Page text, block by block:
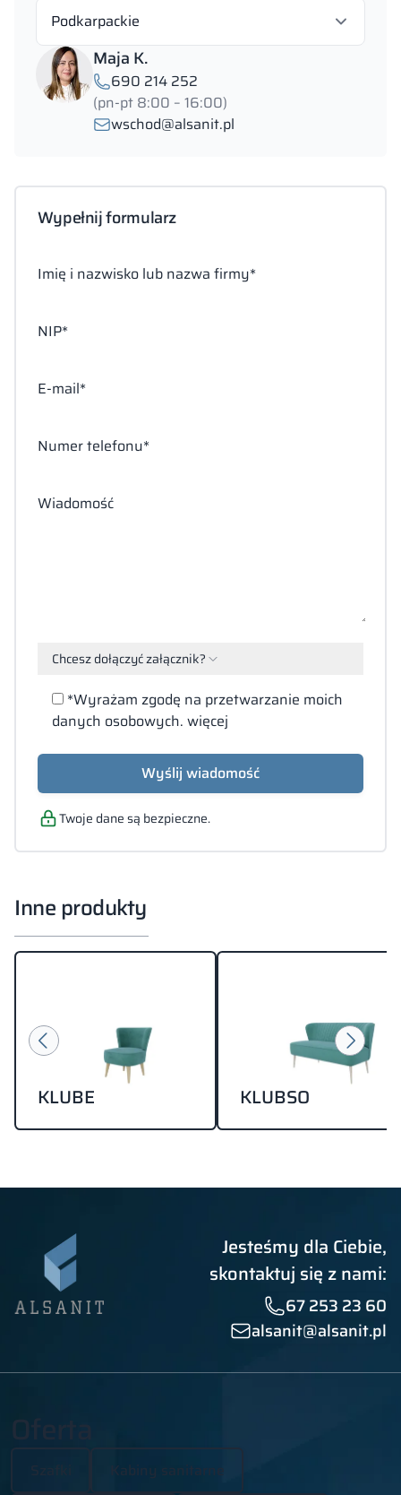
Podkarpackie
Maja K.
690 214 252
(pn-pt 8:00 – 16:00)
wschod@alsanit.pl
Wypełnij formularz
Imię i nazwisko lub nazwa firmy*
NIP*
E-mail*
Numer telefonu*
Wiadomość
Chcesz dołączyć załącznik?
pliki
(PDF,
DOC,
JPG,
XLS)
*Wyrażam zgodę na przetwarzanie moich
danych osobowych. więcej
Wyślij wiadomość
Twoje dane są bezpieczne.
Inne produkty
KLUBE KLUBSO
Jesteśmy dla Ciebie,
skontaktuj się z nami:
67 253 23 60
alsanit@alsanit.pl
Oferta
Kabiny sanitarne